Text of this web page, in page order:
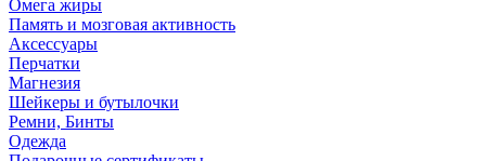
Омега жиры
Память и мозговая активность
Аксессуары
Перчатки
Магнезия
Шейкеры и бутылочки
Ремни, Бинты
Одежда